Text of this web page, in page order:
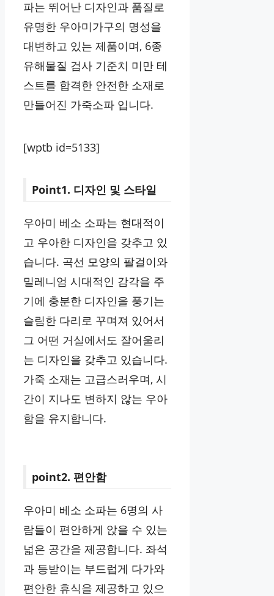
파는 뛰어난 디자인과 품질로
유명한 우아미가구의 명성을
대변하고 있는 제품이며, 6종
유해물질 검사 기준치 미만 테
스트를 합격한 안전한 소재로
만들어진 가죽소파 입니다.
[wptb id=5133]
Point1. 디자인 및 스타일
우아미 베소 소파는 현대적이
고 우아한 디자인을 갖추고 있
습니다. 곡선 모양의 팔걸이와
밀레니엄 시대적인 감각을 주
기에 충분한 디자인을 풍기는
슬림한 다리로 꾸며져 있어서
그 어떤 거실에서도 잘어울리
는 디자인을 갖추고 있습니다.
가죽 소재는 고급스러우며, 시
간이 지나도 변하지 않는 우아
함을 유지합니다.
point2. 편안함
우아미 베소 소파는 6명의 사
람들이 편안하게 앉을 수 있는
넓은 공간을 제공합니다. 좌석
과 등받이는 부드럽게 다가와
편안한 휴식을 제공하고 있으